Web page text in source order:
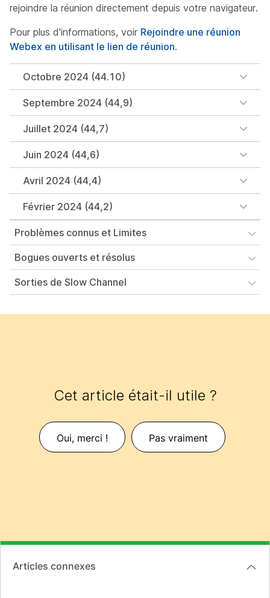
rejoindre la réunion directement depuis votre navigateur.
Pour plus d'informations, voir Rejoindre une réunion
Webex en utilisant le lien de réunion.
Octobre 2024 (44.10)
Septembre 2024 (44,9)
Juillet 2024 (44,7)
Juin 2024 (44,6)
Avril 2024 (44,4)
Février 2024 (44,2)
Problèmes connus et Limites
Bogues ouverts et résolus
Sorties de Slow Channel
Cet article était-il utile ?
Oui, merci ! Pas vraiment
Articles connexes